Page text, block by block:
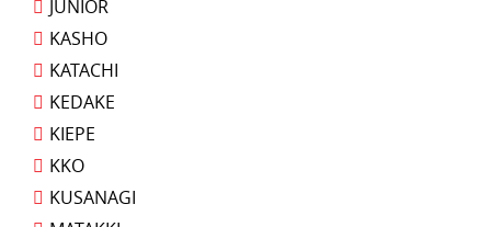
JUNIOR
KASHO
KATACHI
KEDAKE
KIEPE
KKO
KUSANAGI